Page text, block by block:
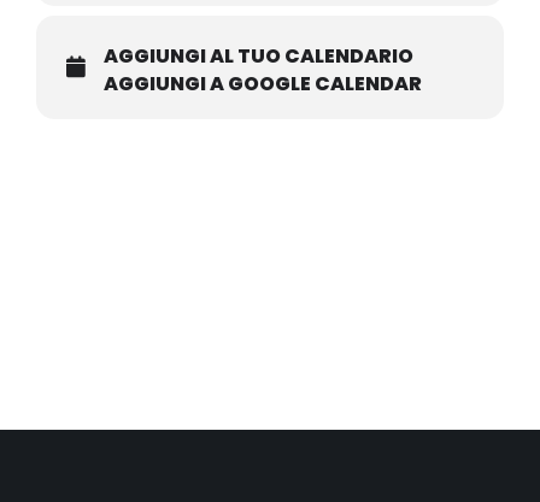
AGGIUNGI AL TUO CALENDARIO
AGGIUNGI A GOOGLE CALENDAR